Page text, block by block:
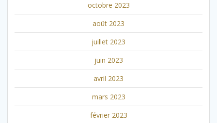
octobre 2023
août 2023
juillet 2023
juin 2023
avril 2023
mars 2023
février 2023